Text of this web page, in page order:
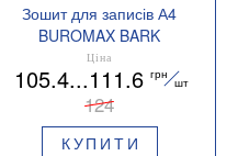
Зошит для записів А4
BUROMAX BARK
BM.24454154 А4 60
аркушів клітка
Ціна
105.4...111.6 грн
шт
124
КУПИТИ